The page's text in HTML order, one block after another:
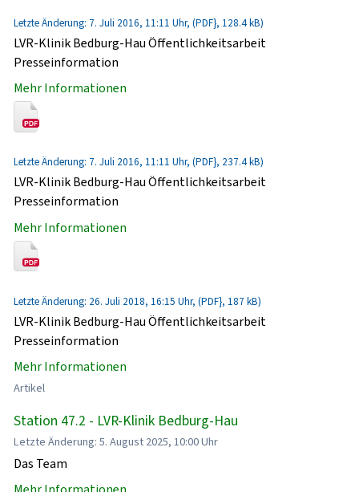
Letzte Änderung: 7. Juli 2016, 11:11 Uhr, (PDF}, 128.4 kB)
LVR-Klinik Bedburg-Hau Öffentlichkeitsarbeit
Presseinformation
Mehr Informationen
Letzte Änderung: 7. Juli 2016, 11:11 Uhr, (PDF}, 237.4 kB)
LVR-Klinik Bedburg-Hau Öffentlichkeitsarbeit
Presseinformation
Mehr Informationen
Letzte Änderung: 26. Juli 2018, 16:15 Uhr, (PDF}, 187 kB)
LVR-Klinik Bedburg-Hau Öffentlichkeitsarbeit
Presseinformation
Mehr Informationen
Artikel
Station 47.2 - LVR-Klinik Bedburg-Hau
Letzte Änderung: 5. August 2025, 10:00 Uhr
Das Team